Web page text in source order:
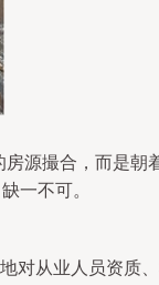
源撮合，而是朝
一不可。
对从业人员资质